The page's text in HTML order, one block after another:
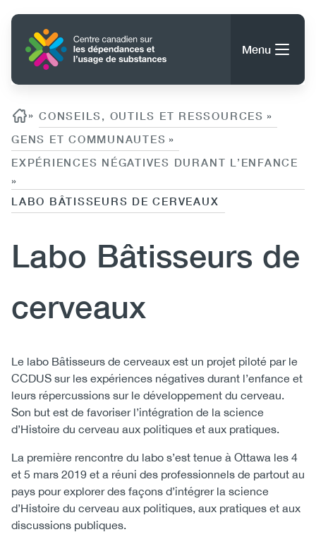
au
contenu
principal
Accueil
Menu
Main
navigation
(CCSA)
Conseils, outils et ressources
Utility
Menu
Publications
Événements
EN FR
Fil d'ariane
» CONSEILS, OUTILS ET RESSOURCES »
GENS ET COMMUNAUTES »
EXPÉRIENCES NÉGATIVES DURANT L’ENFANCE
»
LABO BÂTISSEURS DE CERVEAUX
Labo Bâtisseurs de
cerveaux
Content
Body
Le labo Bâtisseurs de cerveaux est un projet piloté par le
CCDUS sur les expériences négatives durant l’enfance et
leurs répercussions sur le développement du cerveau.
Son but est de favoriser l’intégration de la science
d’Histoire du cerveau aux politiques et aux pratiques.
La première rencontre du labo s’est tenue à Ottawa les 4
et 5 mars 2019 et a réuni des professionnels de partout au
pays pour explorer des façons d’intégrer la science
d’Histoire du cerveau aux politiques, aux pratiques et aux
discussions publiques.